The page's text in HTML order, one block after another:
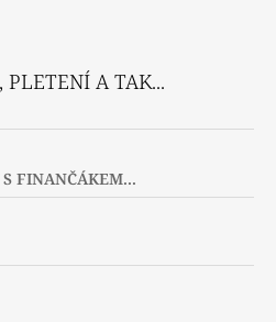
PLETENÍ A TAK...
FINANČÁKEM...